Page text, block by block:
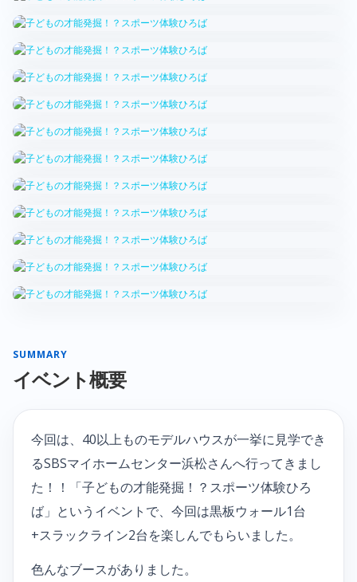
SUMMARY
イベント概要
今回は、40以上ものモデルハウスが一挙に見学でき
るSBSマイホームセンター浜松さんへ行ってきまし
た！！「子どもの才能発掘！？スポーツ体験ひろ
ば」というイベントで、今回は黒板ウォール1台
+スラックライン2台を楽しんでもらいました。
色んなブースがありました。